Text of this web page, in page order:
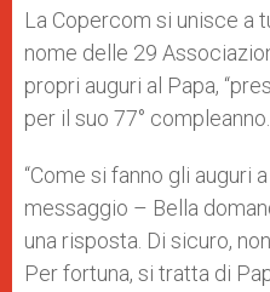
p
p
g
e
o
k
r
La Copercom si unisce a
nome delle 29
propri auguri al Papa,
per il suo 77° compleanno.
“Come si fanno gli auguri
messaggio – Bella
una risposta. Di sicuro,
Per fortuna, si tratta di